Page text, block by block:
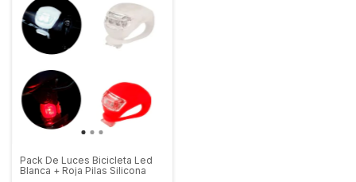
Pack De Luces Bicicleta Led
Blanca + Roja Pilas Silicona